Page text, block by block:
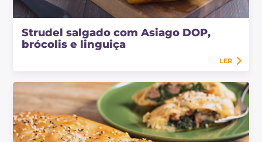
Strudel salgado com Asiago DOP,
brócolis e linguiça
LER